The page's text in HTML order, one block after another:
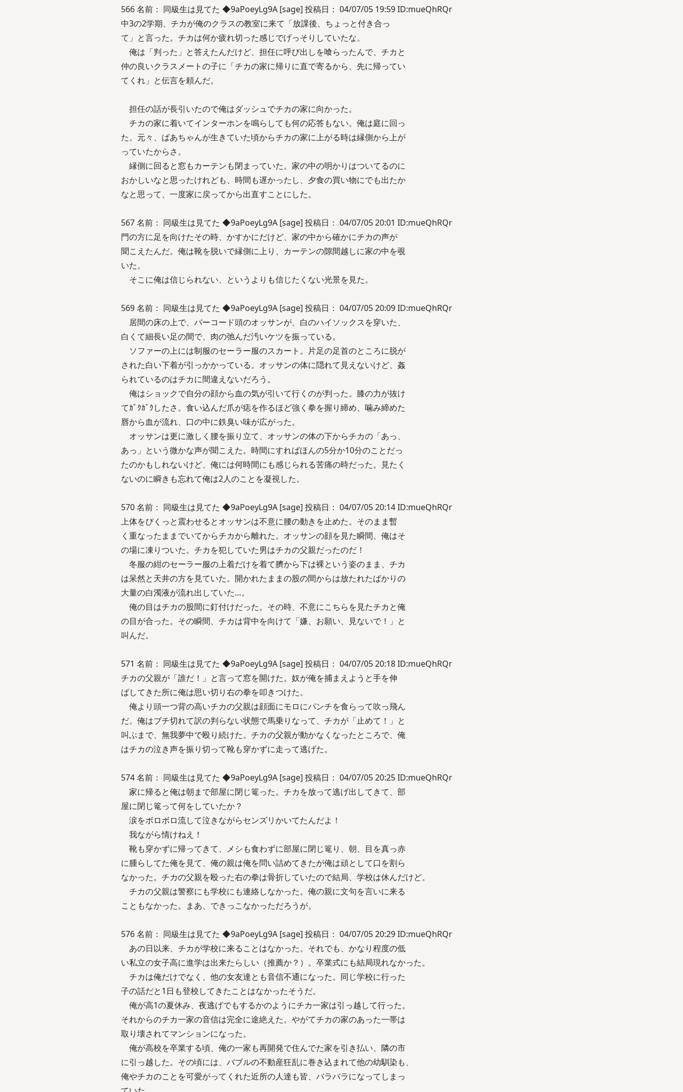
566 名前： 同級生は見てた ◆9aPoeyLg9A [sage] 投稿日： 04/07/05 19:59 ID:mueQhRQr
中3の2学期、チカが俺のクラスの教室に来て「放課後、ちょっと付き合っ
て」と言った。チカは何か疲れ切った感じでげっそりしていたな。
俺は「判った」と答えたんだけど、担任に呼び出しを喰らったんで、チカと
仲の良いクラスメートの子に「チカの家に帰りに直で寄るから、先に帰ってい
てくれ」と伝言を頼んだ。
担任の話が長引いたので俺はダッシュでチカの家に向かった。
チカの家に着いてインターホンを鳴らしても何の応答もない。俺は庭に回っ
た。元々、ばあちゃんが生きていた頃からチカの家に上がる時は縁側から上が
っていたからさ。
縁側に回ると窓もカーテンも閉まっていた。家の中の明かりはついてるのに
おかしいなと思ったけれども、時間も遅かったし、夕食の買い物にでも出たか
なと思って、一度家に戻ってから出直すことにした。
567 名前： 同級生は見てた ◆9aPoeyLg9A [sage] 投稿日： 04/07/05 20:01 ID:mueQhRQr
門の方に足を向けたその時、かすかにだけど、家の中から確かにチカの声が
聞こえたんだ。俺は靴を脱いで縁側に上り、カーテンの隙間越しに家の中を覗
いた。
そこに俺は信じられない、というよりも信じたくない光景を見た。
569 名前： 同級生は見てた ◆9aPoeyLg9A [sage] 投稿日： 04/07/05 20:09 ID:mueQhRQr
居間の床の上で、バーコード頭のオッサンが、白のハイソックスを穿いた、
白くて細長い足の間で、肉の弛んだ汚いケツを振っている。
ソファーの上には制服のセーラー服のスカート。片足の足首のところに脱が
された白い下着が引っかかっている。オッサンの体に隠れて見えないけど、姦
られているのはチカに間違えないだろう。
俺はショックで自分の顔から血の気が引いて行くのが判った。膝の力が抜け
てｶﾞｸｶﾞｸしたさ。食い込んだ爪が痣を作るほど強く拳を握り締め、噛み締めた
唇から血が流れ、口の中に鉄臭い味が広がった。
オッサンは更に激しく腰を振り立て、オッサンの体の下からチカの「あっ、
あっ」という微かな声が聞こえた。時間にすればほんの5分か10分のことだっ
たのかもしれないけど、俺には何時間にも感じられる苦痛の時だった。見たく
ないのに瞬きも忘れて俺は2人のことを凝視した。
570 名前： 同級生は見てた ◆9aPoeyLg9A [sage] 投稿日： 04/07/05 20:14 ID:mueQhRQr
上体をぴくっと震わせるとオッサンは不意に腰の動きを止めた。そのまま暫
く重なったままでいてからチカから離れた。オッサンの顔を見た瞬間、俺はそ
の場に凍りついた。チカを犯していた男はチカの父親だったのだ！
冬服の紺のセーラー服の上着だけを着て臍から下は裸という姿のまま、チカ
は呆然と天井の方を見ていた。開かれたままの股の間からは放たれたばかりの
大量の白濁液が流れ出していた…。
俺の目はチカの股間に釘付けだった。その時、不意にこちらを見たチカと俺
の目が合った。その瞬間、チカは背中を向けて「嫌、お願い、見ないで！」と
叫んだ。
571 名前： 同級生は見てた ◆9aPoeyLg9A [sage] 投稿日： 04/07/05 20:18 ID:mueQhRQr
チカの父親が「誰だ！」と言って窓を開けた。奴が俺を捕まえようと手を伸
ばしてきた所に俺は思い切り右の拳を叩きつけた。
俺より頭一つ背の高いチカの父親は顔面にモロにパンチを食らって吹っ飛ん
だ。俺はブチ切れて訳の判らない状態で馬乗りなって、チカが「止めて！」と
叫ぶまで、無我夢中で殴り続けた。チカの父親が動かなくなったところで、俺
はチカの泣き声を振り切って靴も穿かずに走って逃げた。
574 名前： 同級生は見てた ◆9aPoeyLg9A [sage] 投稿日： 04/07/05 20:25 ID:mueQhRQr
家に帰ると俺は朝まで部屋に閉じ篭った。チカを放って逃げ出してきて、部
屋に閉じ篭って何をしていたか？
涙をボロボロ流して泣きながらセンズリかいてたんだよ！
我ながら情けねえ！
靴も穿かずに帰ってきて、メシも食わずに部屋に閉じ篭り、朝、目を真っ赤
に腫らしてた俺を見て、俺の親は俺を問い詰めてきたが俺は頑として口を割ら
なかった。チカの父親を殴った右の拳は骨折していたので結局、学校は休んだけど。
チカの父親は警察にも学校にも連絡しなかった。俺の親に文句を言いに来る
こともなかった。まあ、できっこなかっただろうが。
576 名前： 同級生は見てた ◆9aPoeyLg9A [sage] 投稿日： 04/07/05 20:29 ID:mueQhRQr
あの日以来、チカが学校に来ることはなかった。それでも、かなり程度の低
い私立の女子高に進学は出来たらしい（推薦か？）。卒業式にも結局現れなかった。
チカは俺だけでなく、他の女友達とも音信不通になった。同じ学校に行った
子の話だと1日も登校してきたことはなかったそうだ。
俺が高1の夏休み、夜逃げでもするかのようにチカ一家は引っ越して行った。
それからのチカ一家の音信は完全に途絶えた。やがてチカの家のあった一帯は
取り壊されてマンションになった。
俺が高校を卒業する頃、俺の一家も再開発で住んでた家を引き払い、隣の市
に引っ越した。その頃には、バブルの不動産狂乱に巻き込まれて他の幼馴染も、
俺やチカのことを可愛がってくれた近所の人達も皆、バラバラになってしまっ